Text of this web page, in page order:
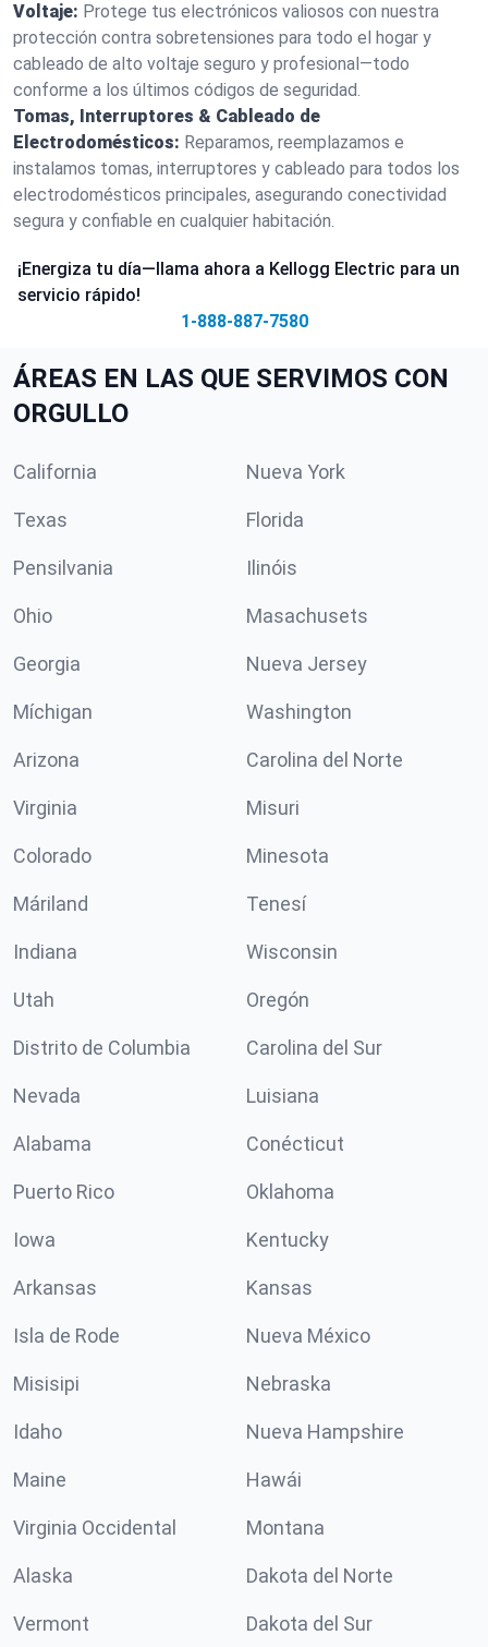
Voltaje: Protege tus electrónicos valiosos con nuestra
protección contra sobretensiones para todo el hogar y
cableado de alto voltaje seguro y profesional—todo
conforme a los últimos códigos de seguridad.
Tomas, Interruptores & Cableado de
Electrodomésticos: Reparamos, reemplazamos e
instalamos tomas, interruptores y cableado para todos los
electrodomésticos principales, asegurando conectividad
segura y confiable en cualquier habitación.
¡Energiza tu día—llama ahora a Kellogg Electric para un
servicio rápido!
1-888-887-7580
ÁREAS EN LAS QUE SERVIMOS CON
ORGULLO
California Nueva York
Texas Florida
Pensilvania Ilinóis
Ohio Masachusets
Georgia Nueva Jersey
Míchigan Washington
Arizona Carolina del Norte
Virginia Misuri
Colorado Minesota
Máriland Tenesí
Indiana Wisconsin
Utah Oregón
Distrito de Columbia Carolina del Sur
Nevada Luisiana
Alabama Conécticut
Puerto Rico Oklahoma
Iowa Kentucky
Arkansas Kansas
Isla de Rode Nueva México
Misisipi Nebraska
Idaho Nueva Hampshire
Maine Hawái
Virginia Occidental Montana
Alaska Dakota del Norte
Vermont Dakota del Sur